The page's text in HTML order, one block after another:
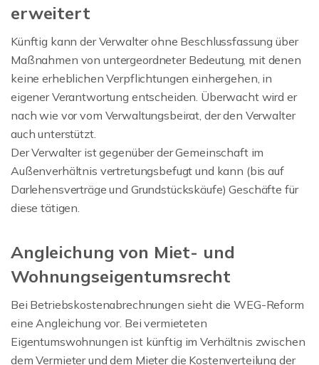
erweitert
Künftig kann der Verwalter ohne Beschlussfassung über
Maßnahmen von untergeordneter Bedeutung, mit denen
keine erheblichen Verpflichtungen einhergehen, in
eigener Verantwortung entscheiden. Überwacht wird er
nach wie vor vom Verwaltungsbeirat, der den Verwalter
auch unterstützt.
Der Verwalter ist gegenüber der Gemeinschaft im
Außenverhältnis vertretungsbefugt und kann (bis auf
Darlehensverträge und Grundstückskäufe) Geschäfte für
diese tätigen.
Angleichung von Miet- und
Wohnungseigentumsrecht
Bei Betriebskostenabrechnungen sieht die WEG-Reform
eine Angleichung vor. Bei vermieteten
Eigentumswohnungen ist künftig im Verhältnis zwischen
dem Vermieter und dem Mieter die Kostenverteilung der